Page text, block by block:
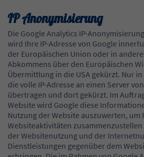
IP Anonymisierung
Die Google Analytics IP-
wird Ihre IP-Adresse von Google
der Europäischen Union oder in
Abkommens über den Europäischen
Übermittlung in die USA gekürzt. Nur
die volle IP-Adresse an einen Server
übertragen und dort gekürzt. Im
Website wird Google diese
Nutzung der Website auszuwerten, um
Websiteaktivitäten
der Websitenutzung und der
Dienstleistungen gegenüber dem